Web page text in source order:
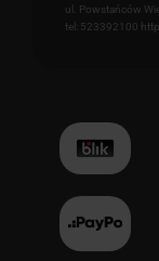
ul. Powstańców
tel: 523392100